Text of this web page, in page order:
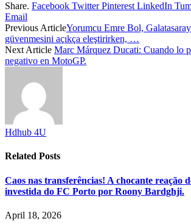
Share. Facebook Twitter Pinterest LinkedIn
Email
Previous ArticleYorumcu Emre Bol,
güvenmesini açıkça eleştirirken, …
Next Article Marc Márquez Ducati: Cuando lo
negativo en MotoGP.
Hdhub 4U
Related Posts
Caos nas transferências! A chocante reação
investida do FC Porto por Roony Bardghji.
April 18, 2026